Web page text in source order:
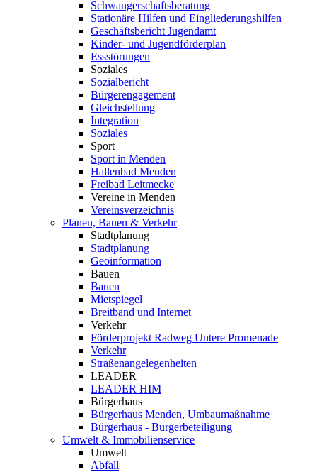
Schwangerschaftsberatung
Stationäre Hilfen und Eingliederungshilfen
Geschäftsbericht Jugendamt
Kinder- und Jugendförderplan
Essstörungen
Soziales
Sozialbericht
Bürgerengagement
Gleichstellung
Integration
Soziales
Sport
Sport in Menden
Hallenbad Menden
Freibad Leitmecke
Vereine in Menden
Vereinsverzeichnis
Planen, Bauen & Verkehr
Stadtplanung
Stadtplanung
Geoinformation
Bauen
Bauen
Mietspiegel
Breitband und Internet
Verkehr
Förderprojekt Radweg Untere Promenade
Verkehr
Straßenangelegenheiten
LEADER
LEADER HIM
Bürgerhaus
Bürgerhaus Menden, Umbaumaßnahme
Bürgerhaus - Bürgerbeteiligung
Umwelt & Immobilienservice
Umwelt
Abfall